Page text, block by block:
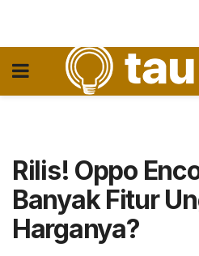
Rilis! Oppo
Banyak Fitur
Harganya?